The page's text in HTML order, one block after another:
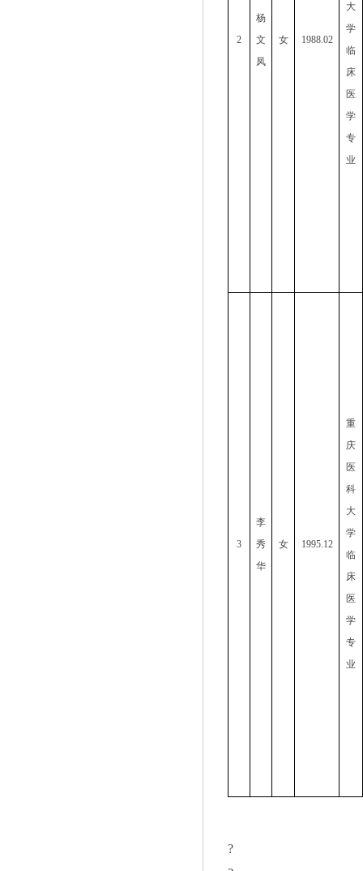
2
杨
文
凤
女 1988.02
大
学
临
床
医
学
专
业
3
李
秀
华
女 1995.12
重
庆
医
科
大
学
临
床
医
学
专
业
?